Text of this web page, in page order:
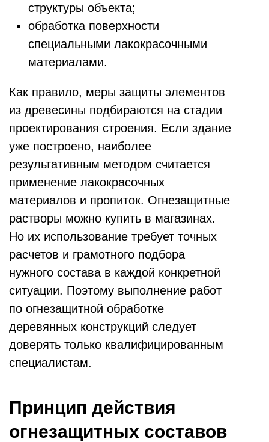
структуры объекта;
обработка поверхности
специальными лакокрасочными
материалами.
Как правило, меры защиты элементов
из древесины подбираются на стадии
проектирования строения. Если здание
уже построено, наиболее
результативным методом считается
применение лакокрасочных
материалов и пропиток. Огнезащитные
растворы можно купить в магазинах.
Но их использование требует точных
расчетов и грамотного подбора
нужного состава в каждой конкретной
ситуации. Поэтому выполнение работ
по огнезащитной обработке
деревянных конструкций следует
доверять только квалифицированным
специалистам.
Принцип действия
огнезащитных составов